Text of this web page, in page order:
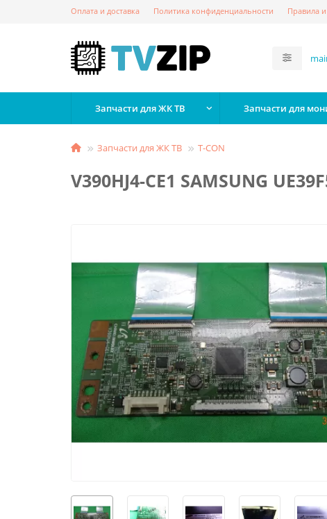
Оплата и доставка Политика конфиденциальности Правила
Запчасти для ЖК ТВ Запчасти для
Запчасти для ЖК ТВ T-СON
V390HJ4-CE1 SAMSUNG